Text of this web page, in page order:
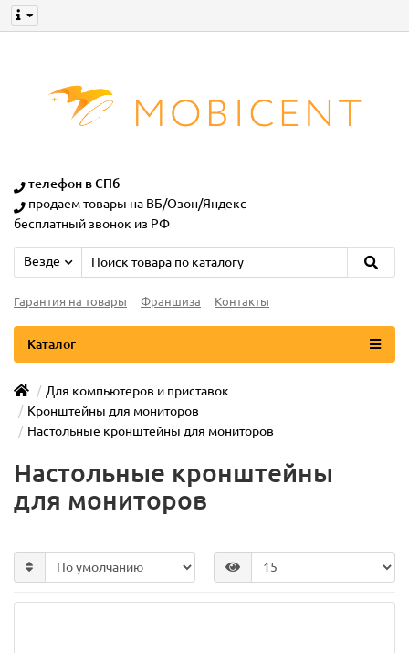
телефон в СПб
продаем товары на ВБ/Озон/Яндекс
бесплатный звонок из РФ
Везде
Гарантия на товары Франшиза Контакты
Каталог
Для компьютеров и приставок
Кронштейны для мониторов
Настольные кронштейны для мониторов
Настольные кронштейны
для мониторов